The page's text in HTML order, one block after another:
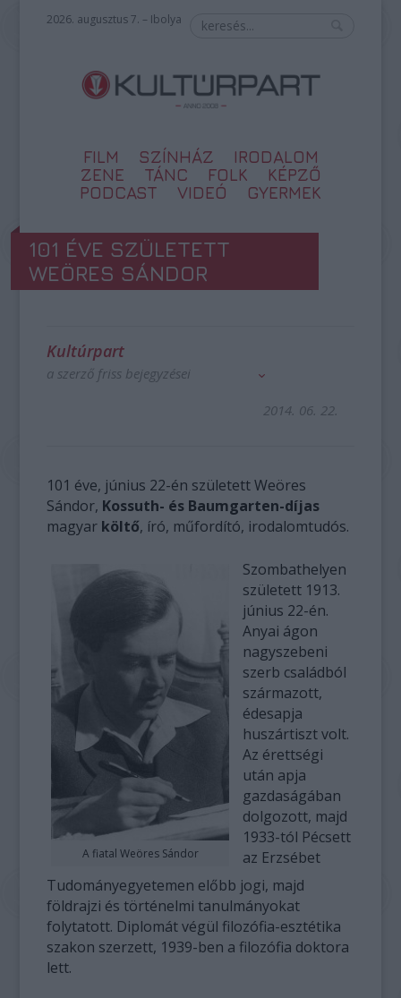
2026. augusztus 7. – Ibolya
FILM SZÍNHÁZ
IRODALOM
ZENE
TÁNC FOLK
KÉPZŐ
PODCAST
VIDEÓ GYERMEK
101 ÉVE SZÜLETETT
WEÖRES SÁNDOR
Kultúrpart
a szerző friss bejegyzései
2014. 06. 22.
101 éve, június 22-én született Weöres
Sándor, Kossuth- és Baumgarten-díjas
magyar költő, író, műfordító, irodalomtudós.
A fiatal Weöres Sándor
Szombathelyen
született 1913.
június 22-én.
Anyai ágon
nagyszebeni
szerb családból
származott,
édesapja
huszártiszt volt.
Az érettségi
után apja
gazdaságában
dolgozott, majd
1933-tól Pécsett
az Erzsébet
Tudományegyetemen előbb jogi, majd
földrajzi és történelmi tanulmányokat
folytatott. Diplomát végül filozófia-esztétika
szakon szerzett, 1939-ben a filozófia doktora
lett.